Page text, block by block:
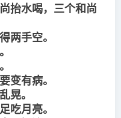
抬水喝，三个和尚
两手空。
变有病。
晃。
吃月亮。